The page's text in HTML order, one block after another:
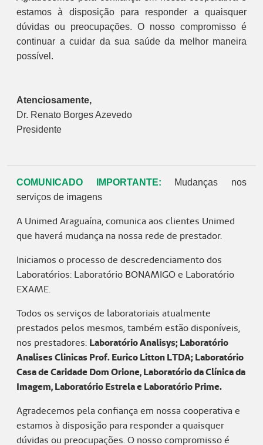
estamos à disposição para responder a quaisquer
dúvidas ou preocupações. O nosso compromisso é
continuar a cuidar da sua saúde da melhor maneira
possível.
Atenciosamente,
Dr. Renato Borges Azevedo
Presidente
COMUNICADO IMPORTANTE: Mudanças nos
serviços de imagens
A Unimed Araguaína, comunica aos clientes Unimed
que haverá mudança na nossa rede de prestador.
Iniciamos o processo de descredenciamento dos
Laboratórios: Laboratório BONAMIGO e Laboratório
EXAME.
Todos os serviços de laboratoriais atualmente
prestados pelos mesmos, também estão disponíveis,
nos prestadores: Laboratório Analisys; Laboratório
Analises Clinicas Prof. Eurico Litton LTDA; Laboratório
Casa de Caridade Dom Orione, Laboratório da Clínica da
Imagem, Laboratório Estrela e Laboratório Prime.
Agradecemos pela confiança em nossa cooperativa e
estamos à disposição para responder a quaisquer
dúvidas ou preocupações. O nosso compromisso é